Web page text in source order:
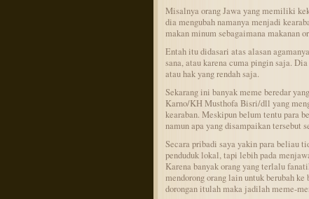
Misalnya orang Jawa yang memiliki
dia mengubah namanya menjadi
makan minum sebagaimana makanan
Entah itu didasari atas alasan
sana, atau karena cuma pingin saja.
atau hak yang rendah saja.
Sekarang ini banyak meme beredar
Karno/KH Musthofa Bisri/dll yang
kearaban. Meskipun belum tentu para
namun apa yang disampaikan tersebut
Secara pribadi saya yakin para beliau
penduduk lokal, tapi lebih pada
Karena banyak orang yang terlalu
mendorong orang lain untuk berubah
dorongan itulah maka jadilah meme-